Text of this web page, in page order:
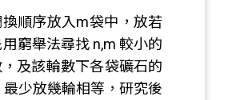
順序放入m袋中，放若
窮舉法尋找 n,m 較小的
及該輪數下各袋礦石的
少放幾輪相等，研究後